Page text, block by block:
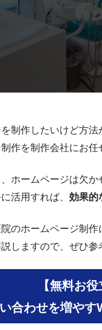
制作したいけど方
作を制作会社にお任
ホームページは欠
活用すれば、 効果的
のホームページ制
しますので、ぜひ参
【無料お役
合わせを増やす